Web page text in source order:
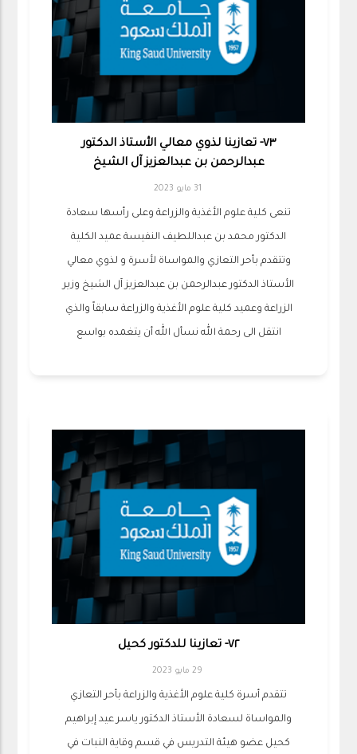
٧٣- تعازينا لذوي معالي الأستاذ الدكتور
عبدالرحمن بن عبدالعزيز آل الشيخ
31 مايو 2023
تنعى كلية علوم الأغذية والزراعة وعلى رأسها سعادة
الدكتور محمد بن عبداللطيف النفيسة عميد الكلية
وتتقدم بأحر التعازي والمواساة لأسرة و لذوي معالي
الأستاذ الدكتور عبدالرحمن بن عبدالعزيز آل الشيخ وزير
الزراعة وعميد كلية علوم الأغذية والزراعة سابقاً والذي
انتقل الى رحمة الله نسأل الله أن يتغمده بواسع
٧٢- تعازينا للدكتور كحيل
29 مايو 2023
تتقدم أسرة كلية علوم الأغذية والزراعة بأحر التعازي
والمواساة لسعادة الأستاذ الدكتور ياسر عيد إبراهيم
كحيل عضو هيئة التدريس في قسم وقاية النبات في